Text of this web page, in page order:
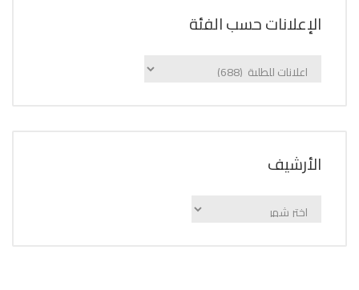
الإعلانات حسب الفئة
الإعلانات
اﻷرشيف
اﻷرشيف